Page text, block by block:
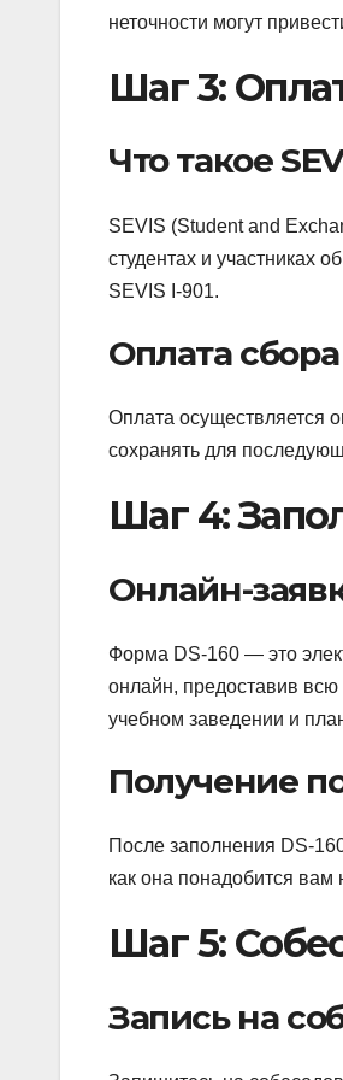
неточности могут
Шаг 3:
Что такое
SEVIS (Student and
студентах и участниках
SEVIS I-901.
Оплата сбора
Оплата осуществляется
сохранять для
Шаг 4:
Онлайн-
Форма DS-160 — это
онлайн, предоставив
учебном заведении и
Получение
После заполнения DS-
как она понадобится вам
Шаг 5:
Запись на